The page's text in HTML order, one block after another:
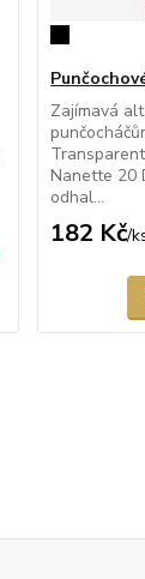
Zajímavá
Nanette 20
odhal...
182 Kč/